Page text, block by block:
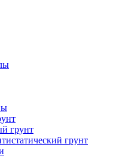
грунт
грунт